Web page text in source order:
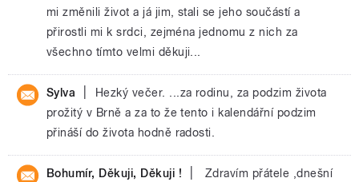
mi změnili život a já jim, stali se jeho součástí a
přirostli mi k srdci, zejména jednomu z nich za
všechno tímto velmi děkuji...
Sylva
Hezký večer. ...za rodinu, za podzim života
prožitý v Brně a za to že tento i kalendářní podzim
přináší do života hodně radosti.
Bohumír, Děkuji, Děkuji !
Zdravím přátele ,dnešní